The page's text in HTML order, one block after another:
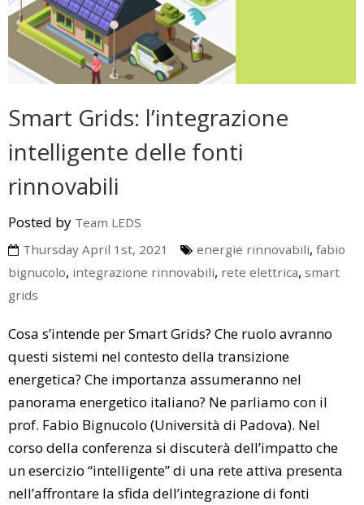
Smart Grids: l’integrazione
intelligente delle fonti
rinnovabili
Posted by Team LEDS
Thursday April 1st, 2021
energie rinnovabili, fabio
bignucolo, integrazione rinnovabili, rete elettrica, smart
grids
Cosa s’intende per Smart Grids? Che ruolo avranno
questi sistemi nel contesto della transizione
energetica? Che importanza assumeranno nel
panorama energetico italiano? Ne parliamo con il
prof. Fabio Bignucolo (Università di Padova). Nel
corso della conferenza si discuterà dell’impatto che
un esercizio “intelligente” di una rete attiva presenta
nell’affrontare la sfida dell’integrazione di fonti